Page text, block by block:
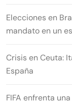
Elecciones en
mandato en un
Crisis en Ceuta:
España
FIFA enfrenta